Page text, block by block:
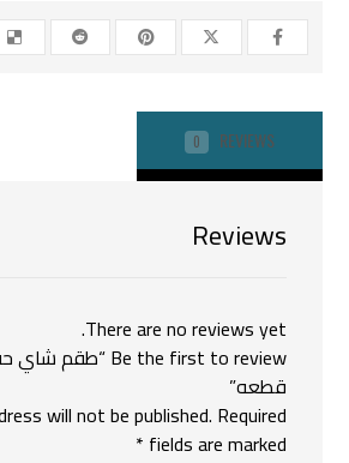
REVIEWS
0
Reviews
There are no reviews yet.
قطعه”
will not be published. Required
fields are marked
*